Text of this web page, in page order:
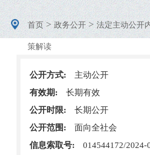
首页>政务公开>法定主动公开
策解读
公开方式:
主动公开
有效期:
长期有效
公开时限:
长期公开
公开范围:
面向全社会
信息索取号:
014544172/2024-